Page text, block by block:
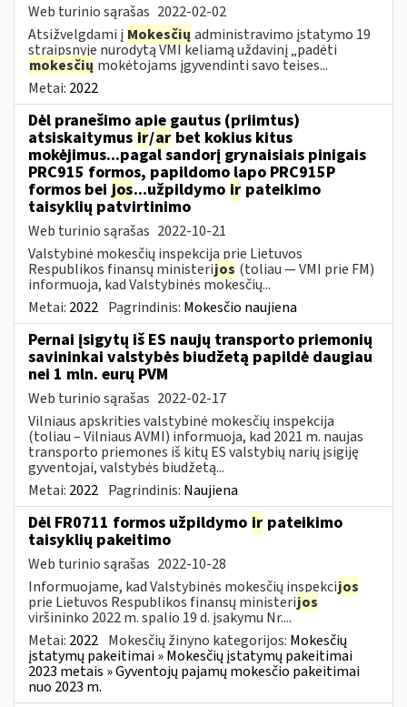
Web turinio sąrašas 2022-02-02
Atsižvelgdami į Mokesčių administravimo įstatymo 19
straipsnyje nurodytą VMI keliamą uždavinį „padėti
mokesčių mokėtojams įgyvendinti savo teises...
Metai: 2022
Dėl pranešimo apie gautus (priimtus)
atsiskaitymus ir/ar bet kokius kitus
mokėjimus...pagal sandorį grynaisiais pinigais
PRC915 formos, papildomo lapo PRC915P
formos bei jos...užpildymo ir pateikimo
taisyklių patvirtinimo
Web turinio sąrašas 2022-10-21
Valstybinė mokesčių inspekcija prie Lietuvos
Respublikos finansų ministerijos (toliau ― VMI prie FM)
informuoja, kad Valstybinės mokesčių...
Metai: 2022 Pagrindinis: Mokesčio naujiena
Pernai įsigytų iš ES naujų transporto priemonių
savininkai valstybės biudžetą papildė daugiau
nei 1 mln. eurų PVM
Web turinio sąrašas 2022-02-17
Vilniaus apskrities valstybinė mokesčių inspekcija
(toliau – Vilniaus AVMI) informuoja, kad 2021 m. naujas
transporto priemones iš kitų ES valstybių narių įsigiję
gyventojai, valstybės biudžetą...
Metai: 2022 Pagrindinis: Naujiena
Dėl FR0711 formos užpildymo ir pateikimo
taisyklių pakeitimo
Web turinio sąrašas 2022-10-28
Informuojame, kad Valstybinės mokesčių inspekcijos
prie Lietuvos Respublikos finansų ministerijos
viršininko 2022 m. spalio 19 d. įsakymu Nr....
Metai: 2022 Mokesčių žinyno kategorijos: Mokesčių
įstatymų pakeitimai » Mokesčių įstatymų pakeitimai
2023 metais » Gyventojų pajamų mokesčio pakeitimai
nuo 2023 m.